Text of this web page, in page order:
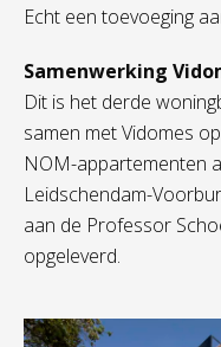
Echt een toevoeging
Samenwerking
Dit is het derde
samen met Vidomes
NOM-appartementen
Leidschendam-
aan de Professor
opgeleverd.